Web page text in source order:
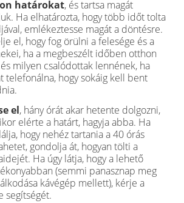
határokat, és tartsa magát
Ha elhatározta, hogy több időt tolta
emlékeztesse magát a döntésre.
el, hogy fog örülni a felesége és a
ha a megbeszélt időben otthon
milyen csalódottak lennének, ha
telefonálna, hogy sokáig kell bent
el, hány órát akar hetente dolgozni,
elérte a határt, hagyja abba. Ha
hogy nehéz tartania a 40 órás
gondolja át, hogyan tölti a
Ha úgy látja, hogy a lehető
(semmi panasznap meg
kávégép mellett), kérje a
segítségét.